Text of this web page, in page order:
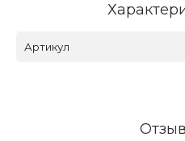
Артикул